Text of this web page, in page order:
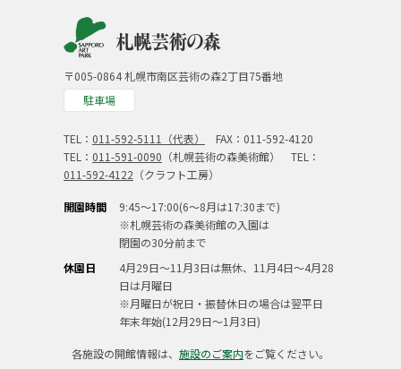
〒005-0864 札幌市南区芸術の森2丁目75番地
駐車場
TEL： 011-592-5111（代表）
FAX：011-592-4120
TEL： 011-591-0090 （札幌芸術の森美術館） TEL：
011-592-4122 （クラフト工房）
開園時間
9:45～17:00(6～8月は17:30まで)
※札幌芸術の森美術館の入園は
閉園の30分前まで
休園日
4月29日～11月3日は無休、11月4日～4月28
日は月曜日
※月曜日が祝日・振替休日の場合は翌平日
年末年始(12月29日～1月3日)
各施設の開館情報は、 施設のご案内をご覧ください。